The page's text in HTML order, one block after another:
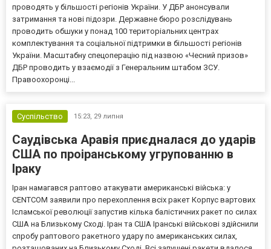
проводять у більшості регіонів України. У ДБР анонсували
затримання та нові підозри. Державне бюро розслідувань
проводить обшуки у понад 100 територіальних центрах
комплектування та соціальної підтримки в більшості регіонів
України. Масштабну спецоперацію під назвою «Чесний призов»
ДБР проводить у взаємодії з Генеральним штабом ЗСУ.
Правоохоронці...
Суспільство 15:23, 29 липня
Саудівська Аравія приєдналася до ударів
США по проіранському угрупованню в
Іраку
Іран намагався раптово атакувати американські війська: у
CENTCOM заявили про перехоплення всіх ракет Корпус вартових
Ісламської революції запустив кілька балістичних ракет по силах
США на Близькому Сході. Іран та США Іранські військові здійснили
спробу раптового ракетного удару по американських силах,